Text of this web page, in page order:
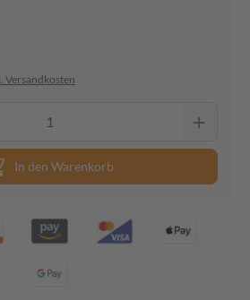
Versandkosten
In den Warenkorb